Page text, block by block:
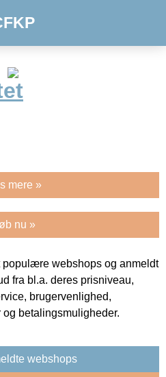
mere »
nu »
populære webshops og anmeldt
fra bl.a. deres prisniveau,
brugervenlighed,
betalingsmuligheder.
webshops